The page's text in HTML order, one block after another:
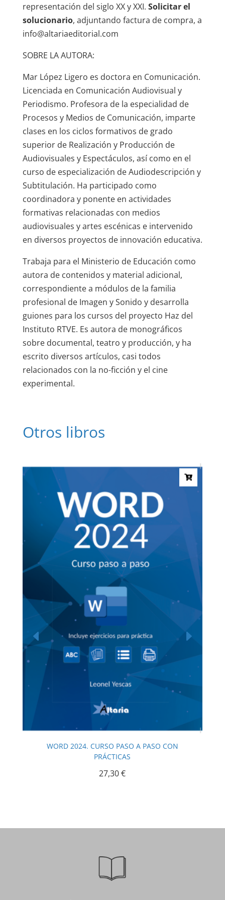
representación del siglo XX y XXI. Solicitar el
solucionario, adjuntando factura de compra, a
info@altariaeditorial.com
SOBRE LA AUTORA:
Mar López Ligero es doctora en Comunicación.
Licenciada en Comunicación Audiovisual y
Periodismo. Profesora de la especialidad de
Procesos y Medios de Comunicación, imparte
clases en los ciclos formativos de grado
superior de Realización y Producción de
Audiovisuales y Espectáculos, así como en el
curso de especialización de Audiodescripción y
Subtitulación. Ha participado como
coordinadora y ponente en actividades
formativas relacionadas con medios
audiovisuales y artes escénicas e intervenido
en diversos proyectos de innovación educativa.
Trabaja para el Ministerio de Educación como
autora de contenidos y material adicional,
correspondiente a módulos de la familia
profesional de Imagen y Sonido y desarrolla
guiones para los cursos del proyecto Haz del
Instituto RTVE. Es autora de monográficos
sobre documental, teatro y producción, y ha
escrito diversos artículos, casi todos
relacionados con la no-ficción y el cine
experimental.
Otros libros
WORD 2024. CURSO PASO A PASO CON
PRÁCTICAS
27,30€